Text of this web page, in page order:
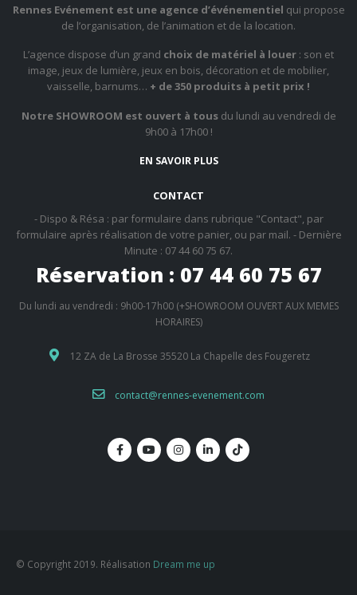
Rennes Evénement est une agence d’événementiel qui propose
de l’organisation, de l’animation et de la location.
L’agence dispose d’un grand choix de matériel à louer : son et
image, jeux de lumière, jeux en bois, décoration et de mobilier,
vaisselle, barnums… + de 350 produits à petit prix !
Notre SHOWROOM est ouvert à tousdu lundi au vendredi de
9h00 à 17h00 !
EN SAVOIR PLUS
CONTACT
- Dispo & Résa : par formulaire dans rubrique "Contact", par
formulaire après réalisation de votre panier, ou par mail. - Dernière
Minute : 07 44 60 75 67.
Réservation : 07 44 60 75 67
Du lundi au vendredi : 9h00-17h00 (+SHOWROOM OUVERT AUX MEMES
HORAIRES)
12 ZA de La Brosse 35520 La Chapelle des Fougeretz
contact@rennes-evenement.com
© Copyright 2019. Réalisation Dream me up